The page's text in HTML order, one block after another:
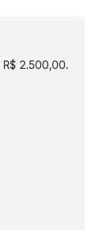
R$ 2.500,00.